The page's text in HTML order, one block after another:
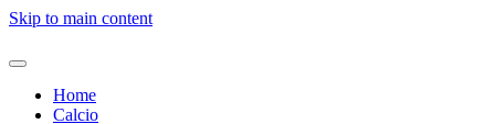
Skip to main content
Home
Calcio